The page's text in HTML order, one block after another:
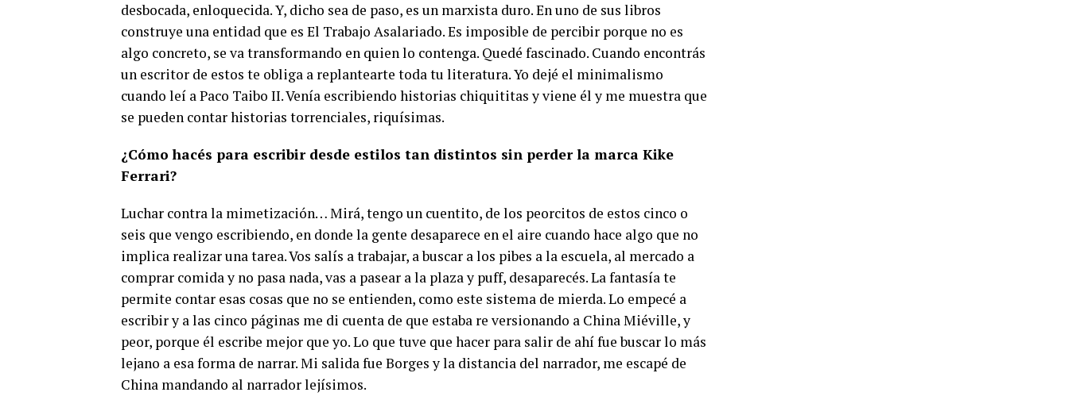
desbocada, enloquecida. Y, dicho sea de paso, es un marxista duro. En uno de sus libros
construye una entidad que es El Trabajo Asalariado. Es imposible de percibir porque no es
algo concreto, se va transformando en quien lo contenga. Quedé fascinado. Cuando encontrás
un escritor de estos te obliga a replantearte toda tu literatura. Yo dejé el minimalismo
cuando leí a Paco Taibo II. Venía escribiendo historias chiquititas y viene él y me muestra que
se pueden contar historias torrenciales, riquísimas.
¿Cómo hacés para escribir desde estilos tan distintos sin perder la marca Kike
Ferrari?
Luchar contra la mimetización… Mirá, tengo un cuentito, de los peorcitos de estos cinco o
seis que vengo escribiendo, en donde la gente desaparece en el aire cuando hace algo que no
implica realizar una tarea. Vos salís a trabajar, a buscar a los pibes a la escuela, al mercado a
comprar comida y no pasa nada, vas a pasear a la plaza y puff, desaparecés. La fantasía te
permite contar esas cosas que no se entienden, como este sistema de mierda. Lo empecé a
escribir y a las cinco páginas me di cuenta de que estaba re versionando a China Miéville, y
peor, porque él escribe mejor que yo. Lo que tuve que hacer para salir de ahí fue buscar lo más
lejano a esa forma de narrar. Mi salida fue Borges y la distancia del narrador, me escapé de
China mandando al narrador lejísimos.